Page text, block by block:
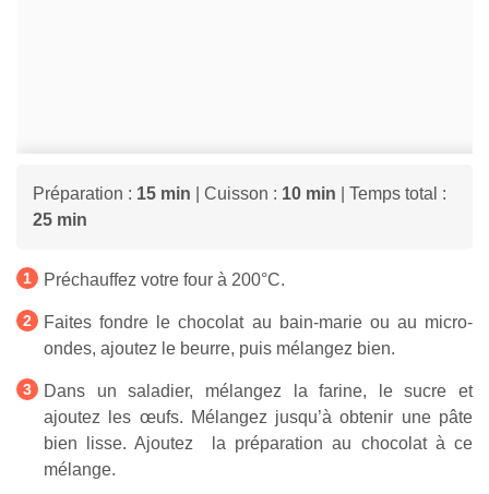
Préparation : 15 min | Cuisson : 10 min | Temps total :
25 min
Préchauffez votre four à 200°C.
Faites fondre le chocolat au bain-marie ou au micro-
ondes, ajoutez le beurre, puis mélangez bien.
Dans un saladier, mélangez la farine, le sucre et
ajoutez les œufs. Mélangez jusqu’à obtenir une pâte
bien lisse. Ajoutez la préparation au chocolat à ce
mélange.